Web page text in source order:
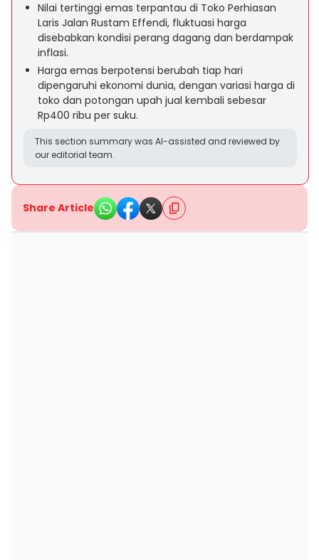
Nilai tertinggi emas terpantau di Toko Perhiasan
Laris Jalan Rustam Effendi, fluktuasi harga
disebabkan kondisi perang dagang dan berdampak
inflasi.
Harga emas berpotensi berubah tiap hari
dipengaruhi ekonomi dunia, dengan variasi harga di
toko dan potongan upah jual kembali sebesar
Rp400 ribu per suku.
This section summary was AI-assisted and reviewed by
our editorial team.
Share Article